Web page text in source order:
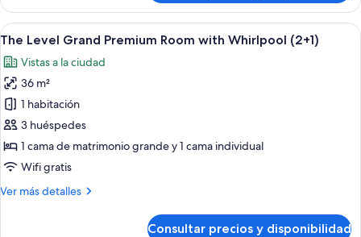
Beds)
(Melia
Room
with
Twin
Beds)
Abrir
todas
las
fotos
de
The
Level
Grand
Premium
Room
Un dormitorio moderno con una
6
The Level Grand Premium Room with Whirlpool (2+1)
Vistas a la ciudad
36 m²
1 habitación
3 huéspedes
1 cama de matrimonio grande y 1 cama individual
Wifi gratis
Ver más detalles
Más
Consultar precios y disponibilidad